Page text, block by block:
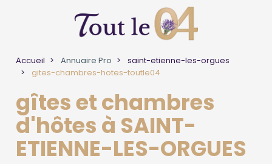
Accueil Annuaire Pro
saint-etienne-les-orgues
gites-chambres-hotes-toutle04
gîtes et chambres
d'hôtes à SAINT-
ETIENNE-LES-ORGUES